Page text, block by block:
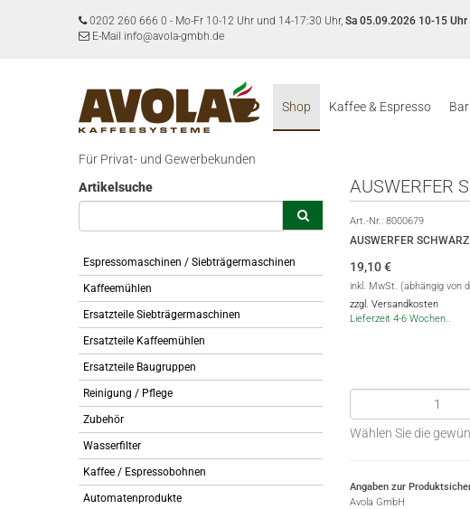
0202 260 666 0 - Mo-Fr 10-12 Uhr und 14-17:30 Uhr, Sa 05.09.2026 10-15 Uhr
E-Mail info@avola-gmbh.de
Shop Kaffee & Espresso
Für Privat- und Gewerbekunden
Artikelsuche
Espressomaschinen / Siebträgermaschinen
Kaffeemühlen
Ersatzteile Siebträgermaschinen
Ersatzteile Kaffeemühlen
Ersatzteile Baugruppen
Reinigung / Pflege
Zubehör
Wasserfilter
Kaffee / Espressobohnen
Automatenprodukte
AUSWERFER
Art.-Nr.: 8000679
AUSWERFER
19,10€
inkl. MwSt. (abhängig von
zzgl. Versandkosten
Lieferzeit 4-6 Wochen..
Wählen Sie die
Angaben zur
Avola GmbH